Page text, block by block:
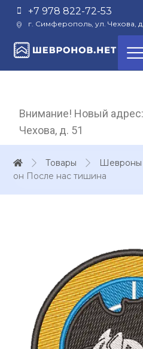
+7 978 822-72-53
г. Симферополь, ул. Чехова, д.
Внимание! Новый
Чехова, д. 51
Товары Шевроны
он После нас тишина